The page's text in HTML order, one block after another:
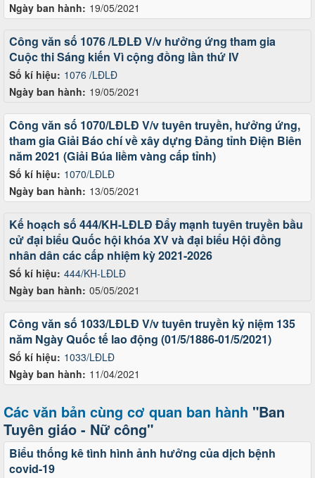
Ngày ban hành: 19/05/2021
Số kí hiệu: 1076 /LĐLĐ
Ngày ban hành: 19/05/2021
Công văn số 1076 /LĐLĐ V/v hưởng ứng tham gia
Cuộc thi Sáng kiến Vì cộng đồng lần thứ IV
Số kí hiệu: 1070/LĐLĐ
Ngày ban hành: 13/05/2021
Công văn số 1070/LĐLĐ V/v tuyên truyền, hưởng ứng,
tham gia Giải Báo chí về xây dựng Đảng tỉnh Điện Biên
năm 2021 (Giải Búa liềm vàng cấp tỉnh)
Số kí hiệu: 444/KH-LĐLĐ
Ngày ban hành: 05/05/2021
Kế hoạch số 444/KH-LĐLĐ Đẩy mạnh tuyên truyền bầu
cử đại biểu Quốc hội khóa XV và đại biểu Hội đồng
nhân dân các cấp nhiệm kỳ 2021-2026
Số kí hiệu: 1033/LĐLĐ
Ngày ban hành: 11/04/2021
Công văn số 1033/LĐLĐ V/v tuyên truyền kỷ niệm 135
năm Ngày Quốc tế lao động (01/5/1886-01/5/2021)
Các văn bản cùng cơ quan ban hành "Ban
Tuyên giáo - Nữ công"
Biểu thống kê tình hình ảnh hưởng của dịch bệnh
covid-19